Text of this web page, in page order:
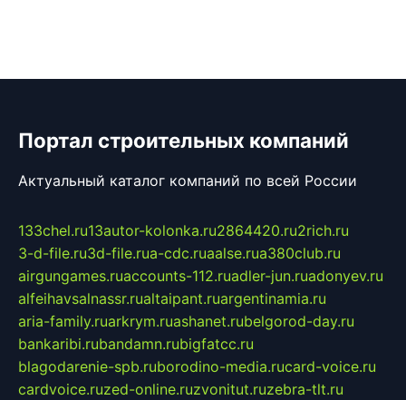
Портал строительных компаний
Актуальный каталог компаний по всей России
133chel.ru13autor-kolonka.ru2864420.ru2rich.ru
3-d-file.ru3d-file.rua-cdc.ruaalse.rua380club.ru
airgungames.ruaccounts-112.ruadler-jun.ruadonyev.ru
alfeihavsalnassr.rualtaipant.ruargentinamia.ru
aria-family.ruarkrym.ruashanet.rubelgorod-day.ru
bankaribi.rubandamn.rubigfatcc.ru
blagodarenie-spb.ruborodino-media.rucard-voice.ru
cardvoice.ruzed-online.ruzvonitut.ruzebra-tlt.ru